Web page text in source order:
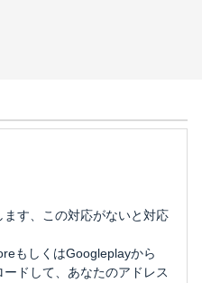
ます、この対応がないと対応
もしくはGoogleplayから
ードして、あなたのアドレス